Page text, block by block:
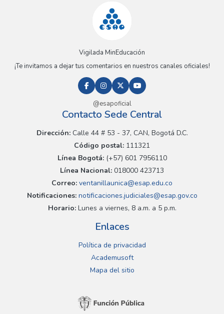
Vigilada MinEducación
¡Te invitamos a dejar tus comentarios en nuestros canales oficiales!
@esapoficial
Contacto Sede Central
Dirección:Calle 44 # 53 - 37, CAN, Bogotá D.C.
Código postal: 111321
Línea Bogotá:(+57) 601 7956110
Línea Nacional: 018000 423713
Correo: ventanillaunica@esap.edu.co
Notificaciones:notificaciones.judiciales@esap.gov.co
Horario:Lunes a viernes, 8 a.m. a 5 p.m.
Enlaces
Política de privacidad
Academusoft
Mapa del sitio